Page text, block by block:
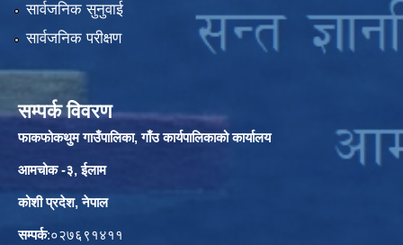
सार्वजनिक सुनुवाई
सार्वजनिक परीक्षण
सम्पर्क विवरण
फाकफोकथुम गाउँपालिका, गाँउ कार्यपालिकाको कार्यालय
आमचोक -३, ईलाम
कोशी प्रदेश, नेपाल
सम्पर्क:०२७६९१४११